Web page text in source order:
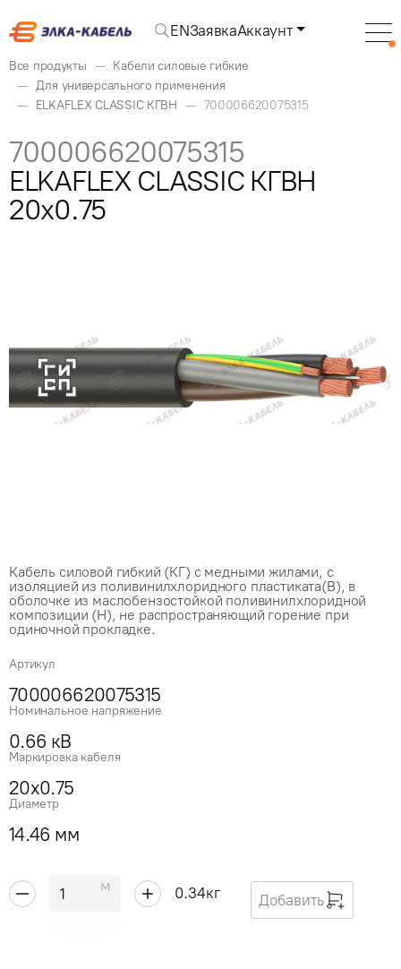
ENЗаявкаАккаунт
Все продукты
Кабели силовые гибкие
Для универсального применения
ELKAFLEX CLASSIC КГВН
700006620075315
Кабель силовой гибкий (КГ) с медными жилами, с
изоляцией из поливинилхлоридного пластиката(В), в
оболочке из маслобензостойкой поливинилхлоридной
композиции (Н), не распространяющий горение при
одиночной прокладке.
Артикул
700006620075315
Номинальное напряжение
0.66 кВ
Маркировка кабеля
20x0.75
Диаметр
14.46 мм
м 0.34кг Добавить
700006620075315
ELKAFLEX CLASSIC КГВН
20x0.75